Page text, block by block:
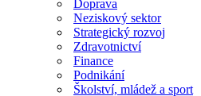
Doprava
Neziskový sektor
Strategický rozvoj
Zdravotnictví
Finance
Podnikání
Školství, mládež a sport